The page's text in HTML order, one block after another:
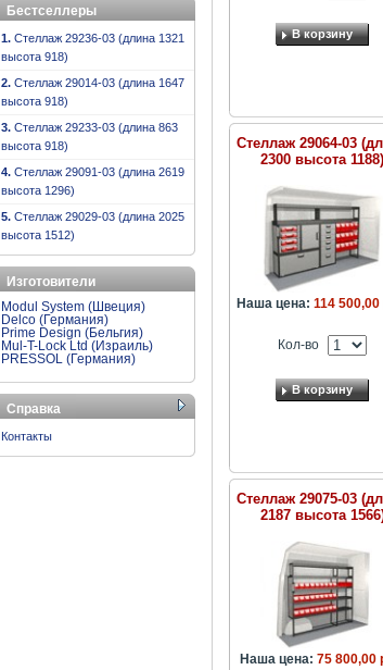
В корзину
Стеллаж 29064-03
2300 высота 1188)
Наша цена: 114 500,00
Кол-во
В корзину
Стеллаж 29075-03
2187 высота
Наша цена: 75 800,00
Бестселлеры
1. Стеллаж 29236-03 (длина 1321
высота 918)
2. Стеллаж 29014-03 (длина 1647
высота 918)
3. Стеллаж 29233-03 (длина 863
высота 918)
4. Стеллаж 29091-03 (длина 2619
высота 1296)
5. Стеллаж 29029-03 (длина 2025
высота 1512)
Изготовители
Modul System (Швеция)
Delco (Германия)
Prime Design (Бельгия)
Mul-T-Lock Ltd (Израиль)
PRESSOL (Германия)
Справка
Контакты